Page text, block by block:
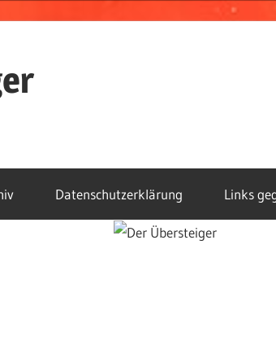
Datenschutzerklärung Links